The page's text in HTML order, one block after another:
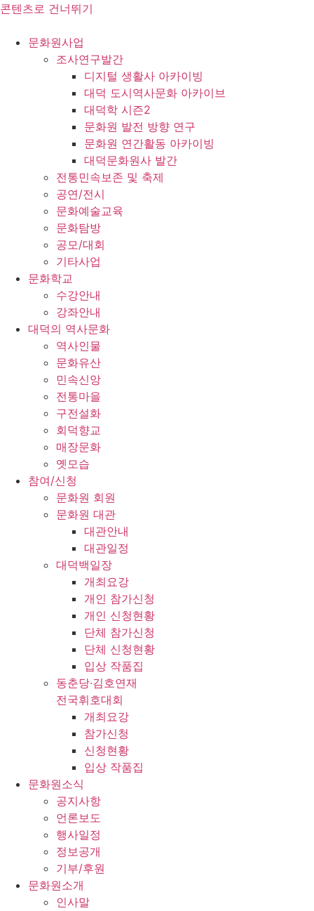
콘텐츠로 건너뛰기
문화원사업
조사연구발간
디지털 생활사 아카이빙
대덕 도시역사문화 아카이브
대덕학 시즌2
문화원 발전 방향 연구
문화원 연간활동 아카이빙
대덕문화원사 발간
전통민속보존 및 축제
공연/전시
문화예술교육
문화탐방
공모/대회
기타사업
문화학교
수강안내
강좌안내
대덕의 역사문화
역사인물
문화유산
민속신앙
전통마을
구전설화
회덕향교
매장문화
옛모습
참여/신청
문화원 회원
문화원 대관
대관안내
대관일정
대덕백일장
개최요강
개인 참가신청
개인 신청현황
단체 참가신청
단체 신청현황
입상 작품집
동춘당·김호연재
전국휘호대회
개최요강
참가신청
신청현황
입상 작품집
문화원소식
공지사항
언론보도
행사일정
정보공개
기부/후원
문화원소개
인사말